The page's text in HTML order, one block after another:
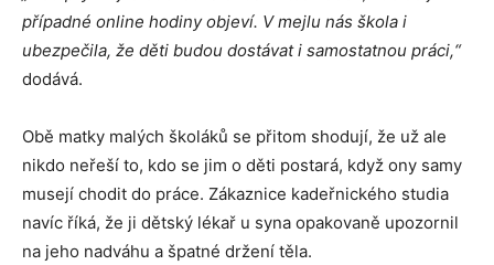
případné online hodiny objeví. V mejlu nás škola i
ubezpečila, že děti budou dostávat i samostatnou práci,“
dodává.
Obě matky malých školáků se přitom shodují, že už ale
nikdo neřeší to, kdo se jim o děti postará, když ony samy
musejí chodit do práce. Zákaznice kadeřnického studia
navíc říká, že ji dětský lékař u syna opakovaně upozornil
na jeho nadváhu a špatné držení těla.